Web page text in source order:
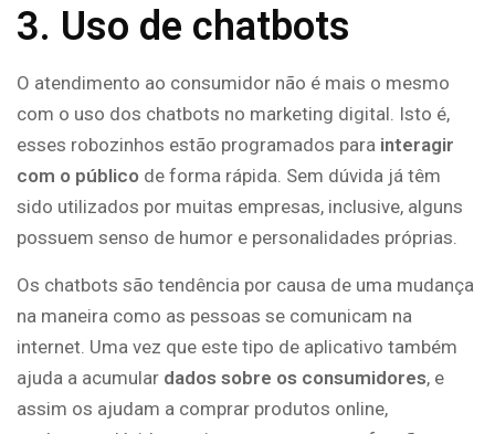
3. Uso de chatbots
O atendimento ao consumidor não é mais o mesmo
com o uso dos chatbots no marketing digital. Isto é,
esses robozinhos estão programados para interagir
com o público de forma rápida. Sem dúvida já têm
sido utilizados por muitas empresas, inclusive, alguns
possuem senso de humor e personalidades próprias.
Os chatbots são tendência por causa de uma mudança
na maneira como as pessoas se comunicam na
internet. Uma vez que este tipo de aplicativo também
ajuda a acumular dados sobre os consumidores, e
assim os ajudam a comprar produtos online,